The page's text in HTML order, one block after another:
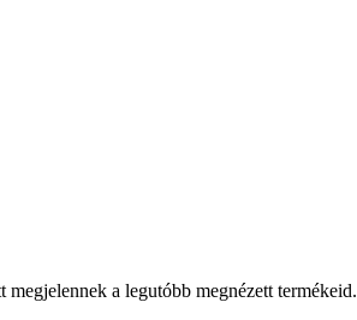
megjelennek a legutóbb megnézett termékeid.